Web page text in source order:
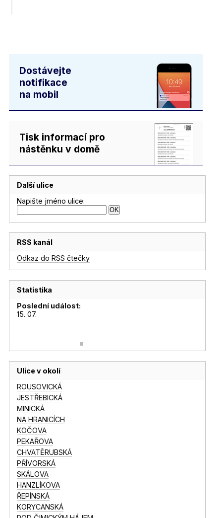
Dostávejte
notifikace
na mobil
Tisk informací pro
nástěnku v domě
Další ulice
Napište jméno ulice:
RSS kanál
Odkaz do RSS čtečky
Statistika
Poslední událost:
15. 07.
Ulice v okolí
ROUSOVICKÁ
JESTŘEBICKÁ
MINICKÁ
NA HRANICÍCH
KOČOVA
PEKAŘOVA
CHVATĚRUBSKÁ
PŘÍVORSKÁ
SKÁLOVA
HANZLÍKOVA
ŘEPÍNSKÁ
KORYCANSKÁ